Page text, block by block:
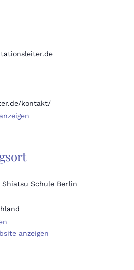
kontakt/
Schule Berlin
anzeigen